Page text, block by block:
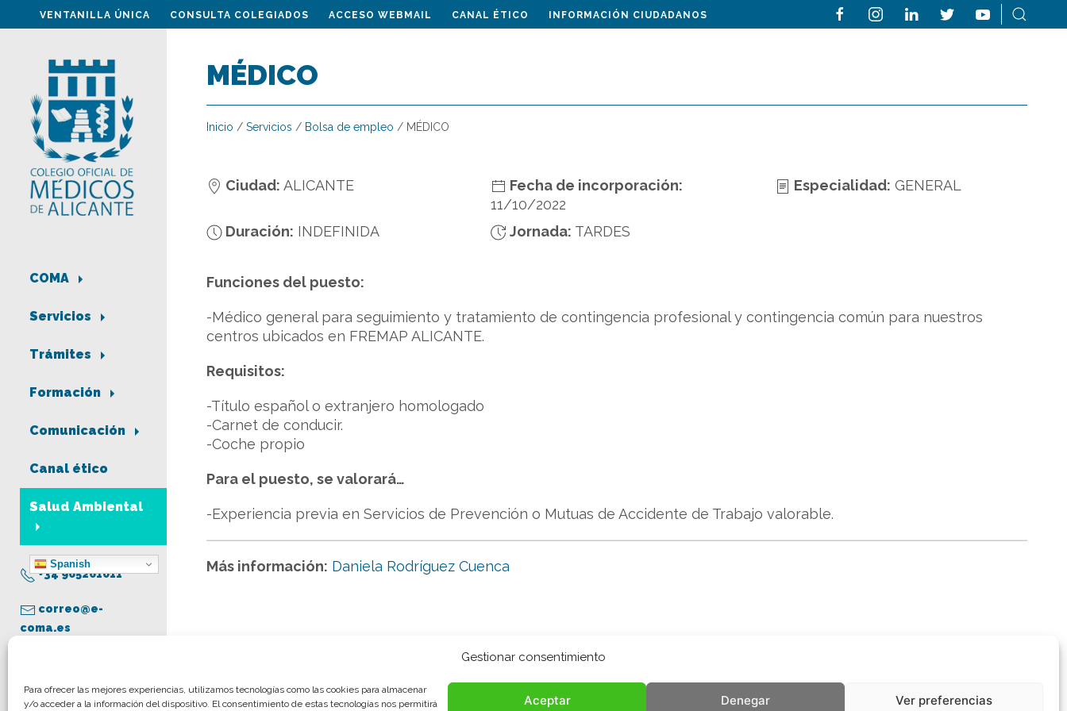
Gestionar consentimiento
Para ofrecer las mejores experiencias, utilizamos tecnologías como las cookies para almacenar
y/o acceder a la información del dispositivo. El consentimiento de estas tecnologías nos permitirá
Aceptar Denegar Ver preferencias
VENTANILLA ÚNICA CONSULTA COLEGIADOS ACCESO WEBMAIL CANAL ÉTICO INFORMACIÓN CIUDADANOS
COMA
Servicios
Trámites
Formación
Comunicación
Canal ético
Salud Ambiental
Spanish
+34 965261011
correo@e-
coma.es
Aviso legal
MÉDICO
Inicio / Servicios / Bolsa de empleo / MÉDICO
Ciudad: ALICANTE
Fecha de incorporación:
11/10/2022
Especialidad: GENERAL
Duración: INDEFINIDA Jornada: TARDES
Funciones del puesto:
-Médico general para seguimiento y tratamiento de contingencia profesional y contingencia común para nuestros
centros ubicados en FREMAP ALICANTE.
Requisitos:
-Título español o extranjero homologado
-Carnet de conducir.
-Coche propio
Para el puesto, se valorará…
-Experiencia previa en Servicios de Prevención o Mutuas de Accidente de Trabajo valorable.
Más información: Daniela Rodríguez Cuenca